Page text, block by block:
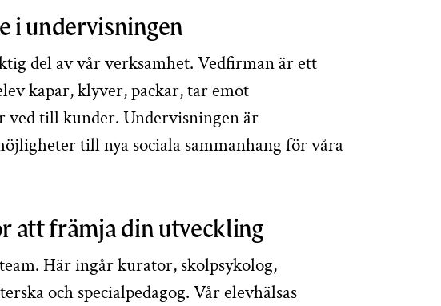
i undervisningen
del av vår verksamhet. Vedfirman är ett
kapar, klyver, packar, tar emot
ved till kunder. Undervisningen är
till nya sociala sammanhang för våra
att främja din utveckling
Här ingår kurator, skolpsykolog,
och specialpedagog. Vår elevhälsas